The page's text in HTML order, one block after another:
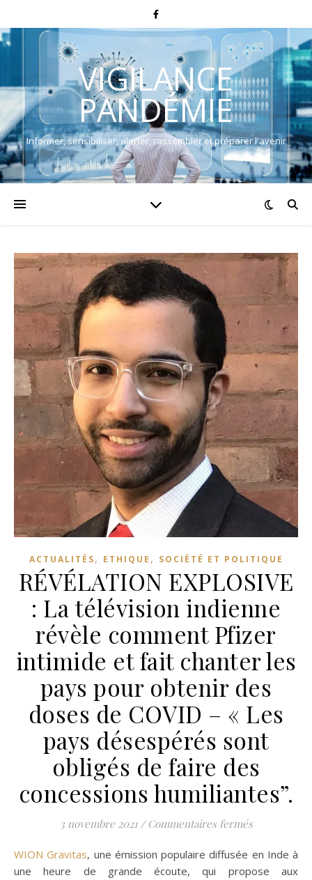
VIGILANCE
PANDÉMIE
Informer, sensibiliser, alerter, rassembler et préparer l'avenir
ACTUALITÉS, ETHIQUE , SOCIÉTÉ ET POLITIQUE
RÉVÉLATION EXPLOSIVE
: La télévision indienne
révèle comment Pfizer
intimide et fait chanter les
pays pour obtenir des
doses de COVID – « Les
pays désespérés sont
obligés de faire des
concessions humiliantes”.
3 novembre 2021 / Commentaires ferméssur
WION Gravitas, une émission populaire diffusée en Inde à
une heure de grande écoute, qui propose aux